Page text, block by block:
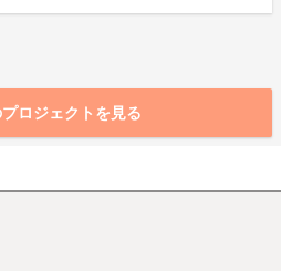
ロジェクトを見る